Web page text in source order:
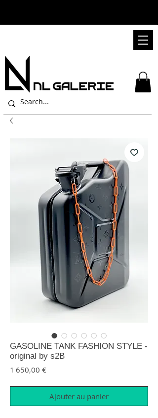
GASOLINE TANK FASHION STYLE -
original by s2B
1 650,00 €Prix
Ajouter au panier